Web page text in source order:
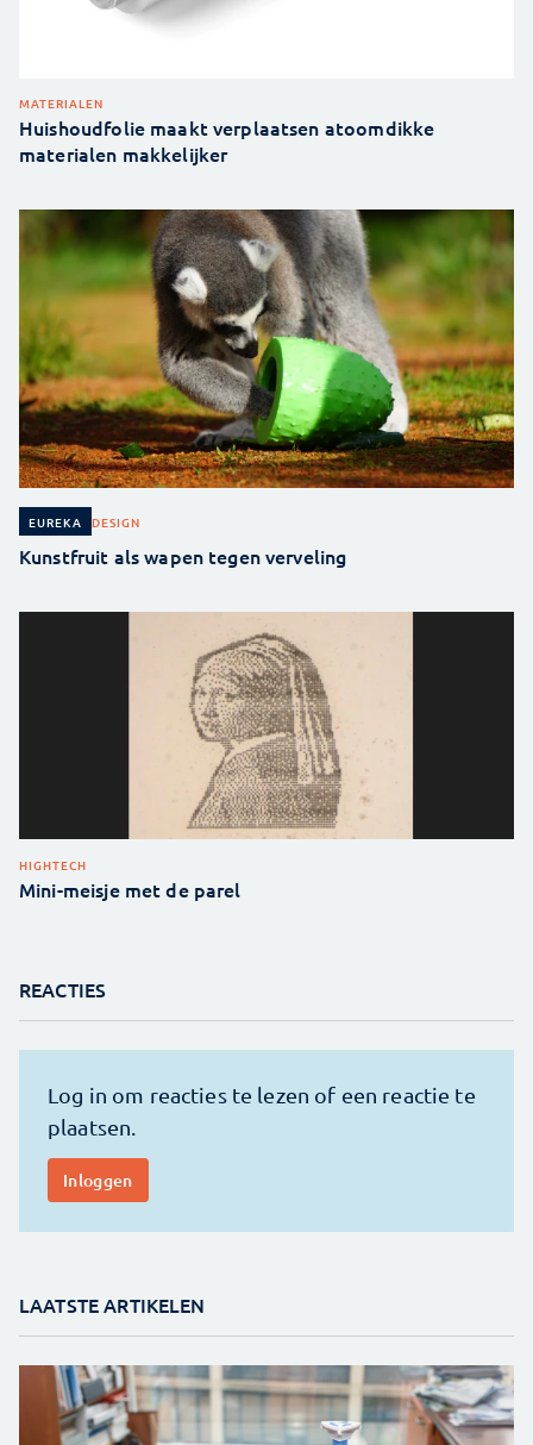
MATERIALEN
Huishoudfolie maakt verplaatsen atoomdikke
materialen makkelijker
EUREKA DESIGN
Kunstfruit als wapen tegen verveling
HIGHTECH
Mini-meisje met de parel
REACTIES
LAATSTE ARTIKELEN